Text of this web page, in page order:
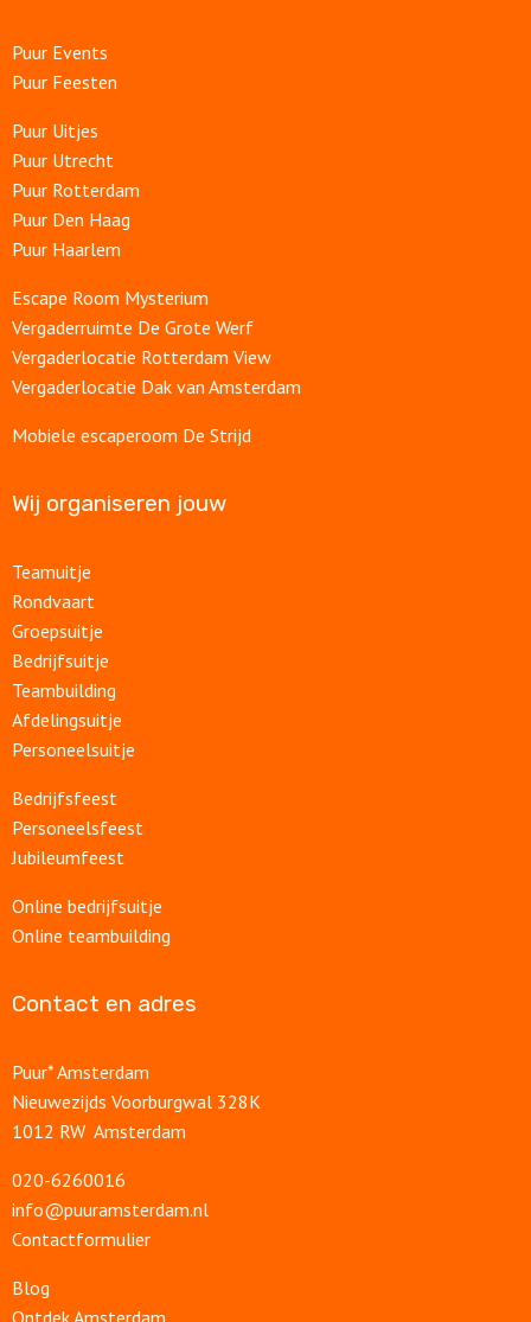
Puur Events
Puur Feesten
Puur Uitjes
Puur Utrecht
Puur Rotterdam
Puur Den Haag
Puur Haarlem
Escape Room Mysterium
Vergaderruimte De Grote Werf
Vergaderlocatie Rotterdam View
Vergaderlocatie Dak van Amsterdam
Mobiele escaperoom De Strijd
Wij organiseren jouw
Teamuitje
Rondvaart
Groepsuitje
Bedrijfsuitje
Teambuilding
Afdelingsuitje
Personeelsuitje
Bedrijfsfeest
Personeelsfeest
Jubileumfeest
Online bedrijfsuitje
Online teambuilding
Contact en adres
Puur* Amsterdam
Nieuwezijds Voorburgwal 328K
1012 RW Amsterdam
020-6260016
info@puuramsterdam.nl
Contactformulier
Blog